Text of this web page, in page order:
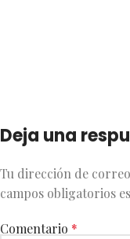
Deja una
Tu dirección de
campos obligatorios
Comentario *